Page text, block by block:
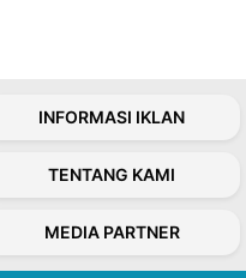
INFORMASI IKLAN
TENTANG KAMI
MEDIA PARTNER